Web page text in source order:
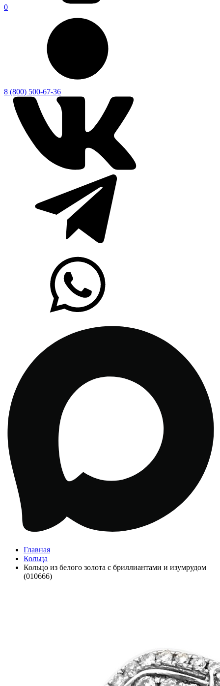
0
8 (800) 500-67-36
Главная
Кольца
Кольцо из белого золота с бриллиантами и изумрудом
(010666)